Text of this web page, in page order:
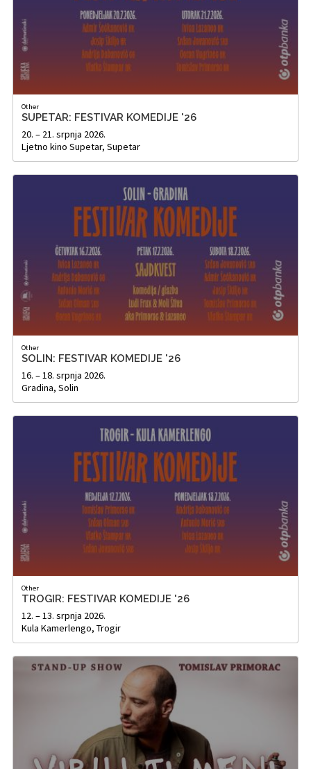
Other
SUPETAR: FESTIVAR KOMEDIJE '26
20. – 21. srpnja 2026.
Ljetno kino Supetar, Supetar
Other
SOLIN: FESTIVAR KOMEDIJE '26
16. – 18. srpnja 2026.
Gradina, Solin
Other
TROGIR: FESTIVAR KOMEDIJE '26
12. – 13. srpnja 2026.
Kula Kamerlengo, Trogir